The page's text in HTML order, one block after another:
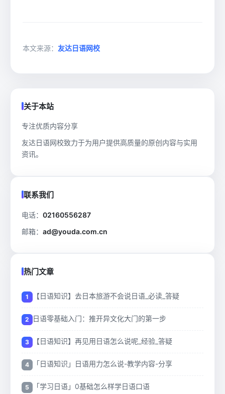
本文来源： 友达日语网校
关于本站
专注优质内容分享
友达日语网校致力于为用户提供高质量的原创内容与实用
资讯。
联系我们
电话： 02160556287
邮箱： ad@youda.com.cn
热门文章
【日语知识】去日本旅游不会说日语_必读_答疑
日语零基础入门：推开异文化大门的第一步
【日语知识】再见用日语怎么说呢_经验_答疑
「日语知识」日语用力怎么说-教学内容-分享
「学习日语」0基础怎么样学日语口语